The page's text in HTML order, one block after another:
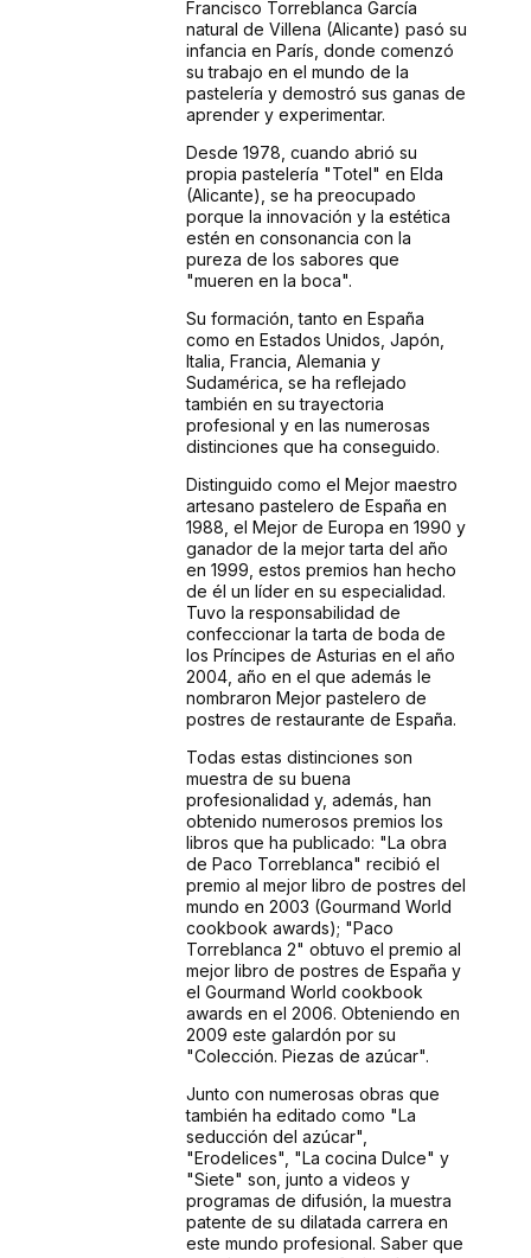
Francisco Torreblanca García
natural de Villena (Alicante) pasó su
infancia en París, donde comenzó
su trabajo en el mundo de la
pastelería y demostró sus ganas de
aprender y experimentar.
Desde 1978, cuando abrió su
propia pastelería "Totel" en Elda
(Alicante), se ha preocupado
porque la innovación y la estética
estén en consonancia con la
pureza de los sabores que
"mueren en la boca".
Su formación, tanto en España
como en Estados Unidos, Japón,
Italia, Francia, Alemania y
Sudamérica, se ha reflejado
también en su trayectoria
profesional y en las numerosas
distinciones que ha conseguido.
Distinguido como el Mejor maestro
artesano pastelero de España en
1988, el Mejor de Europa en 1990 y
ganador de la mejor tarta del año
en 1999, estos premios han hecho
de él un líder en su especialidad.
Tuvo la responsabilidad de
confeccionar la tarta de boda de
los Príncipes de Asturias en el año
2004, año en el que además le
nombraron Mejor pastelero de
postres de restaurante de España.
Todas estas distinciones son
muestra de su buena
profesionalidad y, además, han
obtenido numerosos premios los
libros que ha publicado: "La obra
de Paco Torreblanca" recibió el
premio al mejor libro de postres del
mundo en 2003 (Gourmand World
cookbook awards); "Paco
Torreblanca 2" obtuvo el premio al
mejor libro de postres de España y
el Gourmand World cookbook
awards en el 2006. Obteniendo en
2009 este galardón por su
"Colección. Piezas de azúcar".
Junto con numerosas obras que
también ha editado como "La
seducción del azúcar",
"Erodelices", "La cocina Dulce" y
"Siete" son, junto a videos y
programas de difusión, la muestra
patente de su dilatada carrera en
este mundo profesional. Saber que